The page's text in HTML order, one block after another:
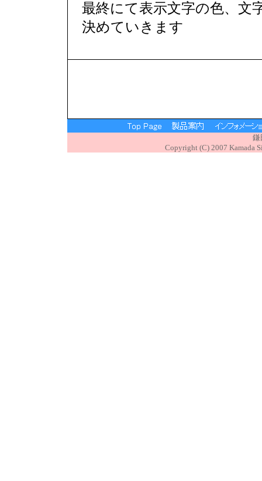
最終にて表示文字の色、文
決めていきます
鎌
Copyright (C) 2007 Kamada